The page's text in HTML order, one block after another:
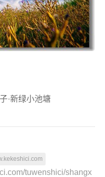
·新绿小池塘
tuwenshici/shangx